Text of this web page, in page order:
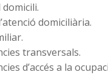
domiciliària.
transversals.
d’accés a la